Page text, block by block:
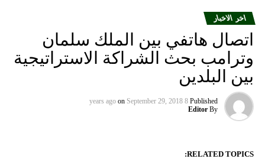
اخر الاخبار
اتصال هاتفي بين الملك سلمان
وترامب بحث الشراكة الاستراتيجية
بين البلدين
Published
8 years ago
on September 29, 2018
By
Editor
RELATED TOPICS: